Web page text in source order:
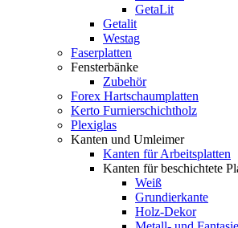
GetaLit
Getalit
Westag
Faserplatten
Fensterbänke
Zubehör
Forex Hartschaumplatten
Kerto Furnierschichtholz
Plexiglas
Kanten und Umleimer
Kanten für Arbeitsplatten
Kanten für beschichtete
Weiß
Grundierkante
Holz-Dekor